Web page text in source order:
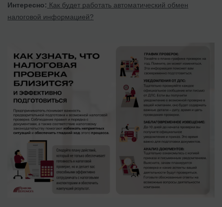
Интересно: Как будет работать автоматический обмен
налоговой информацией?